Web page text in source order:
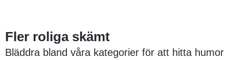
Fler roliga skämt
Bläddra bland våra kategorier för att hitta humor